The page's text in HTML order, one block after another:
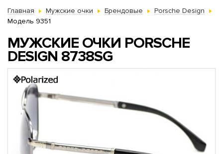
Главная Мужские очки Брендовые
Porsche Design
Модель 9351
МУЖСКИЕ ОЧКИ PORSCHE
DESIGN 8738SG